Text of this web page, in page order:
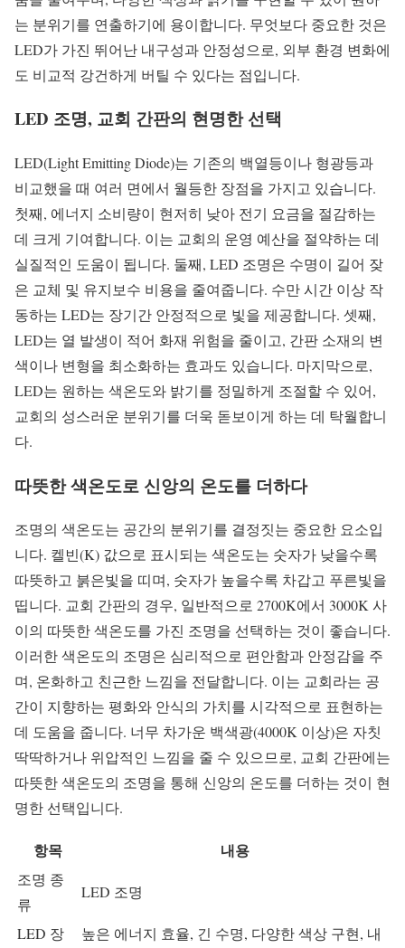
는 분위기를 연출하기에 용이합니다. 무엇보다 중요한 것은
LED가 가진 뛰어난 내구성과 안정성으로, 외부 환경 변화에
도 비교적 강건하게 버틸 수 있다는 점입니다.
LED 조명, 교회 간판의 현명한 선택
LED(Light Emitting Diode)는 기존의 백열등이나 형광등과
비교했을 때 여러 면에서 월등한 장점을 가지고 있습니다.
첫째, 에너지 소비량이 현저히 낮아 전기 요금을 절감하는
데 크게 기여합니다. 이는 교회의 운영 예산을 절약하는 데
실질적인 도움이 됩니다. 둘째, LED 조명은 수명이 길어 잦
은 교체 및 유지보수 비용을 줄여줍니다. 수만 시간 이상 작
동하는 LED는 장기간 안정적으로 빛을 제공합니다. 셋째,
LED는 열 발생이 적어 화재 위험을 줄이고, 간판 소재의 변
색이나 변형을 최소화하는 효과도 있습니다. 마지막으로,
LED는 원하는 색온도와 밝기를 정밀하게 조절할 수 있어,
교회의 성스러운 분위기를 더욱 돋보이게 하는 데 탁월합니
다.
따뜻한 색온도로 신앙의 온도를 더하다
조명의 색온도는 공간의 분위기를 결정짓는 중요한 요소입
니다. 켈빈(K) 값으로 표시되는 색온도는 숫자가 낮을수록
따뜻하고 붉은빛을 띠며, 숫자가 높을수록 차갑고 푸른빛을
띱니다. 교회 간판의 경우, 일반적으로 2700K에서 3000K 사
이의 따뜻한 색온도를 가진 조명을 선택하는 것이 좋습니다.
이러한 색온도의 조명은 심리적으로 편안함과 안정감을 주
며, 온화하고 친근한 느낌을 전달합니다. 이는 교회라는 공
간이 지향하는 평화와 안식의 가치를 시각적으로 표현하는
데 도움을 줍니다. 너무 차가운 백색광(4000K 이상)은 자칫
딱딱하거나 위압적인 느낌을 줄 수 있으므로, 교회 간판에는
따뜻한 색온도의 조명을 통해 신앙의 온도를 더하는 것이 현
명한 선택입니다.
항목 내용
조명 종
류
LED 조명
LED 장
높은 에너지 효율, 긴 수명, 다양한 색상 구현, 내